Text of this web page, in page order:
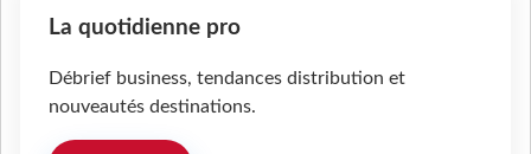
La quotidienne pro
Débrief business, tendances distribution et
nouveautés destinations.